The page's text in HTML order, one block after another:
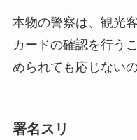
本物の警察は、観光
カードの確認を行う
められても応じない
署名スリ